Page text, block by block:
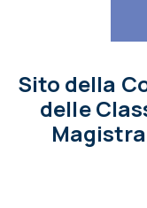
Sito della
delle